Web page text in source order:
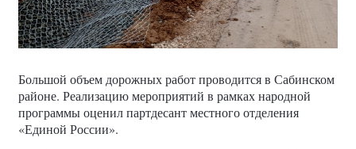
Большой объем дорожных работ проводится в Сабинском
районе. Реализацию мероприятий в рамках народной
программы оценил партдесант местного отделения
«Единой России».